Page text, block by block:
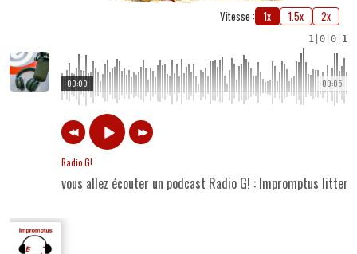
Vitesse : 1x 1.5x 2x
1 0 0 1
00:05
00:00
Radio G!
vous allez écouter un podcast Radio G! : Impromptus